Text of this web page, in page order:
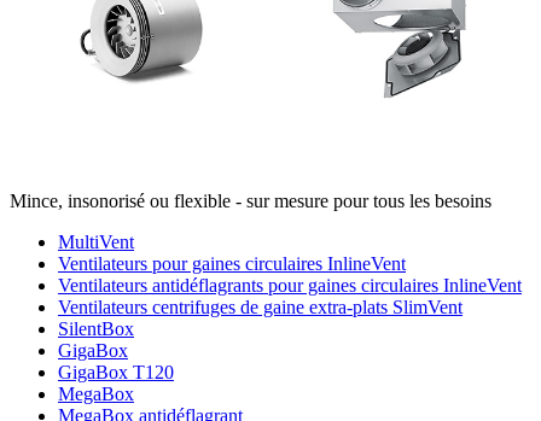
Mince, insonorisé ou flexible - sur mesure pour tous les besoins
MultiVent
Ventilateurs pour gaines circulaires InlineVent
Ventilateurs antidéflagrants pour gaines circulaires InlineVent
Ventilateurs centrifuges de gaine extra-plats SlimVent
SilentBox
GigaBox
GigaBox T120
MegaBox
MegaBox antidéflagrant